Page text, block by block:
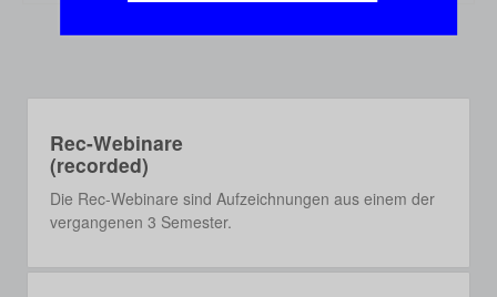
Rec-Webinare
(recorded)
Die Rec-Webinare sind Aufzeichnungen aus einem der
vergangenen 3 Semester.